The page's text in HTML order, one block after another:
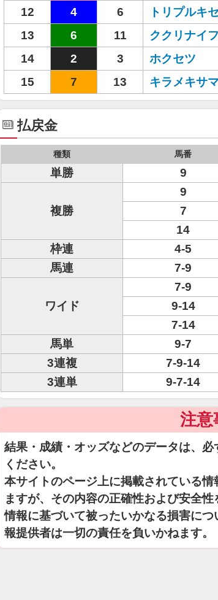
12
4 6 トリプルキ
13
6 11 ククリナイフ
14
2 3 ホクセツ
15
7 13 キラメキサ
払戻金
種類 馬番
単勝 9
複勝
9
7
14
枠連
4-5
馬連
7-9
ワイド
7-9
9-14
7-14
馬単
9-7
3連複
7-9-14
3連単
9-7-14
注意
結果・成績・オッズなどのデータは、
ください。
本サイトのページ上に掲載されている
ますが、その内容の正確性および安全
情報に基づいて被ったいかなる損害に
報提供者は一切の責任を負いかねます。